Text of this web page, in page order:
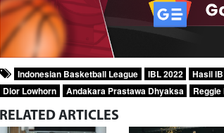
Indonesian Basketball League IBL 2022 Hasil
Dior Lowhorn
Andakara Prastawa Dhyaksa
RELATED ARTICLES